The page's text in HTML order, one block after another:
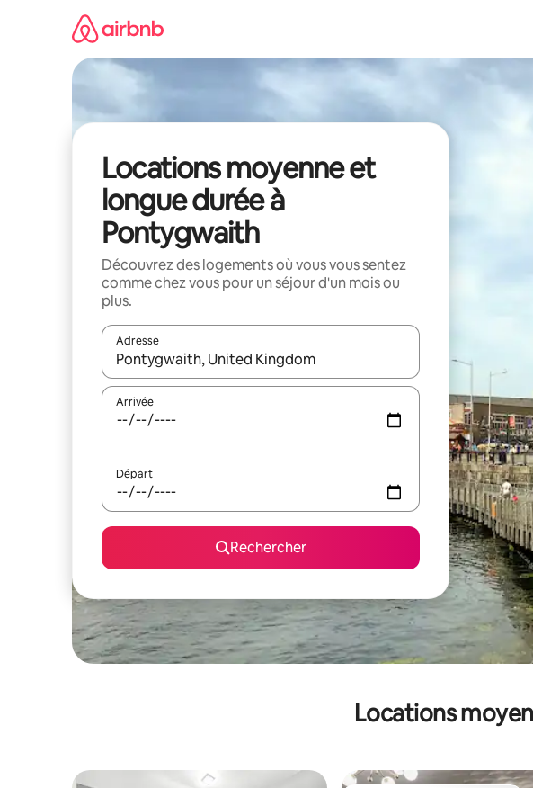
Locations moyenne et
longue durée à
Pontygwaith
Découvrez des logements où vous vous sentez
comme chez vous pour un séjour d'un mois ou
plus.
Adresse
Lorsque les résultats s'affichent, utilisez les flèches vers le haut et vers
Arrivée
Départ
Rechercher
Locations